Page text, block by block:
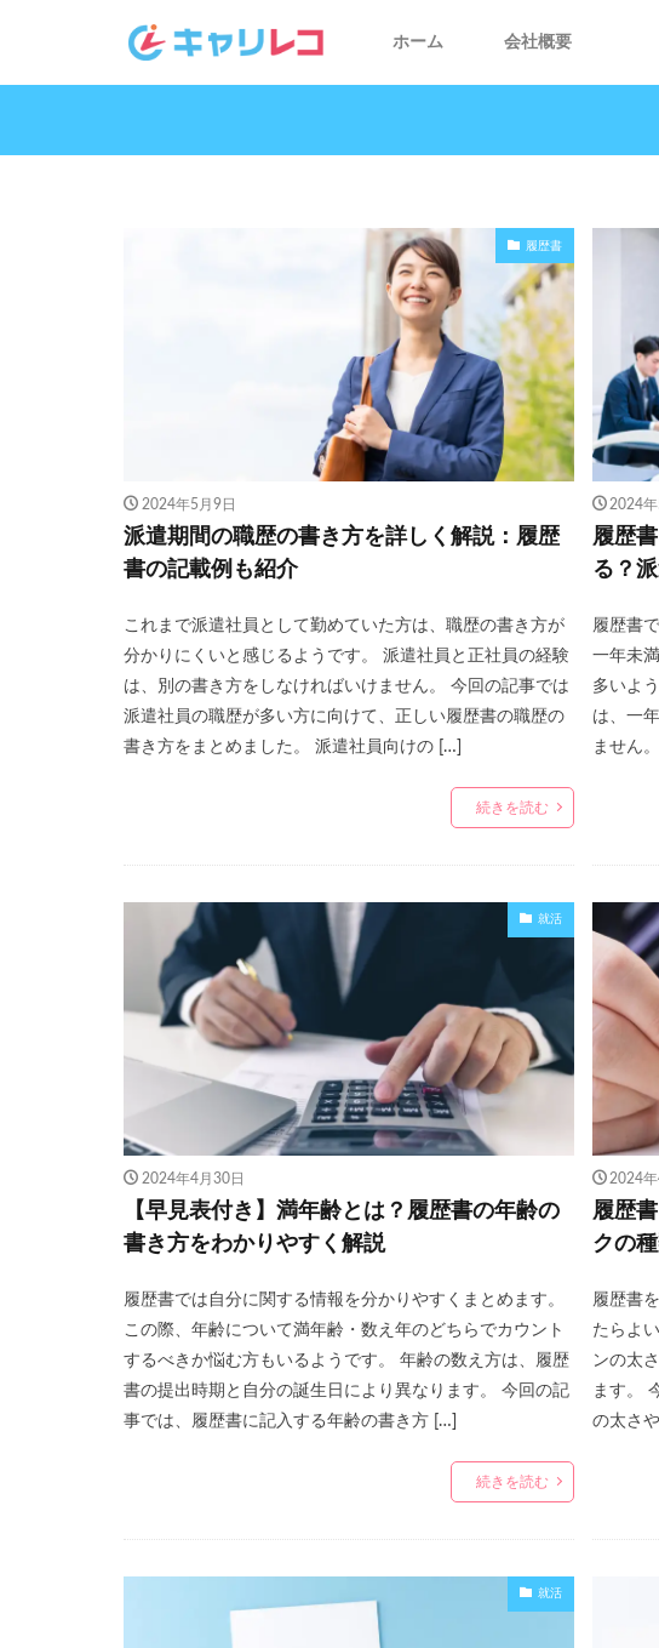
ホーム 会社概要
履歴書
2024年5月9日
派遣期間の職歴の書き方を詳しく解説：履歴
書の記載例も紹介
これまで派遣社員として勤めていた方は、職歴の書き方が
分かりにくいと感じるようです。 派遣社員と正社員の経験
は、別の書き方をしなければいけません。 今回の記事では
派遣社員の職歴が多い方に向けて、正しい履歴書の職歴の
書き方をまとめました。 派遣社員向けの […]
続きを読む
2024年
履歴
る？
履歴書
一年未
多いよ
は、一
ません
就活
2024年4月30日
【早見表付き】満年齢とは？履歴書の年齢の
書き方をわかりやすく解説
履歴書では自分に関する情報を分かりやすくまとめます。
この際、年齢について満年齢・数え年のどちらでカウント
するべきか悩む方もいるようです。 年齢の数え方は、履歴
書の提出時期と自分の誕生日により異なります。 今回の記
事では、履歴書に記入する年齢の書き方 […]
続きを読む
2024
履歴
クの
履歴書
たらよ
ンの太
ます。
の太さ
就活